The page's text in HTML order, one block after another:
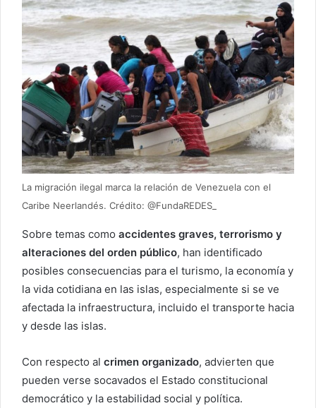
La migración ilegal marca la relación de Venezuela con el
Caribe Neerlandés. Crédito: @FundaREDES_
Sobre temas como accidentes graves, terrorismo y
alteraciones del orden público, han identificado
posibles consecuencias para el turismo, la economía y
la vida cotidiana en las islas, especialmente si se ve
afectada la infraestructura, incluido el transporte hacia
y desde las islas.
Con respecto al crimen organizado, advierten que
pueden verse socavados el Estado constitucional
democrático y la estabilidad social y política.